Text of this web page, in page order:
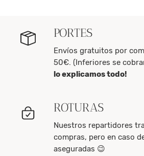
PORTES
Envíos gratuitos por
50€. (Inferiores se
lo explicamos todo!
ROTURAS
Nuestros repartidores
compras, pero en caso
aseguradas 😉